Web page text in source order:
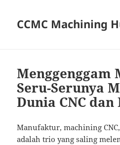
CCMC Machining
Menggenggam
Seru-Serunya
Dunia CNC
Manufaktur, machining
adalah trio yang saling